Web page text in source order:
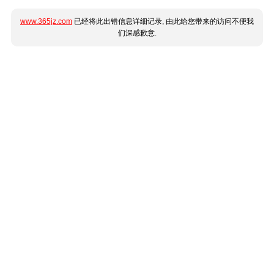
www.365jz.com 已经将此出错信息详细记录, 由此给您带来的访问不便我
们深感歉意.